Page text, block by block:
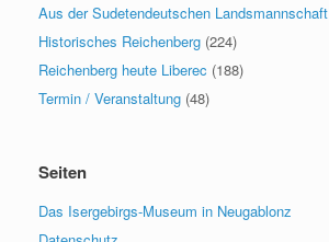
Aus der Sudetendeutschen Landsmannschaft
Historisches Reichenberg (224)
Reichenberg heute Liberec (188)
Termin / Veranstaltung (48)
Seiten
Das Isergebirgs-Museum in Neugablonz